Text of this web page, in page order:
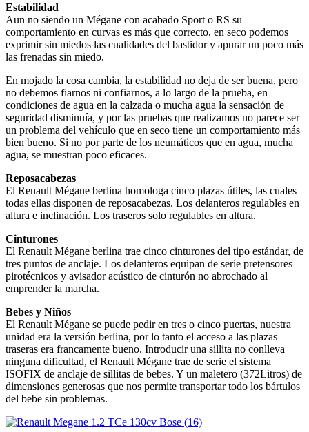
Estabilidad
Aun no siendo un Mégane con acabado Sport o RS su
comportamiento en curvas es más que correcto, en seco podemos
exprimir sin miedos las cualidades del bastidor y apurar un poco más
las frenadas sin miedo.
En mojado la cosa cambia, la estabilidad no deja de ser buena, pero
no debemos fiarnos ni confiarnos, a lo largo de la prueba, en
condiciones de agua en la calzada o mucha agua la sensación de
seguridad disminuía, y por las pruebas que realizamos no parece ser
un problema del vehículo que en seco tiene un comportamiento más
bien bueno. Si no por parte de los neumáticos que en agua, mucha
agua, se muestran poco eficaces.
Reposacabezas
El Renault Mégane berlina homologa cinco plazas útiles, las cuales
todas ellas disponen de reposacabezas. Los delanteros regulables en
altura e inclinación. Los traseros solo regulables en altura.
Cinturones
El Renault Mégane berlina trae cinco cinturones del tipo estándar, de
tres puntos de anclaje. Los delanteros equipan de serie pretensores
pirotécnicos y avisador acústico de cinturón no abrochado al
emprender la marcha.
Bebes y Niños
El Renault Mégane se puede pedir en tres o cinco puertas, nuestra
unidad era la versión berlina, por lo tanto el acceso a las plazas
traseras era francamente bueno. Introducir una sillita no conlleva
ninguna dificultad, el Renault Mégane trae de serie el sistema
ISOFIX de anclaje de sillitas de bebes. Y un maletero (372Litros) de
dimensiones generosas que nos permite transportar todo los bártulos
del bebe sin problemas.